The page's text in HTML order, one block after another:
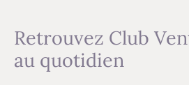
Retrouvez Club
au quotidien